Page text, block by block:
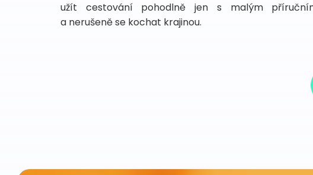
užít cestování pohodlně jen s malým
a nerušeně se kochat krajinou.